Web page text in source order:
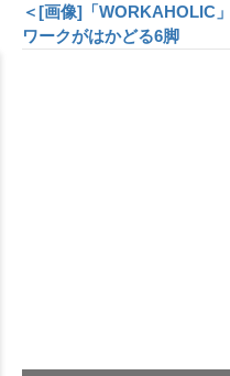
＜[画像]「WORKAHOLIC
ワークがはかどる6脚